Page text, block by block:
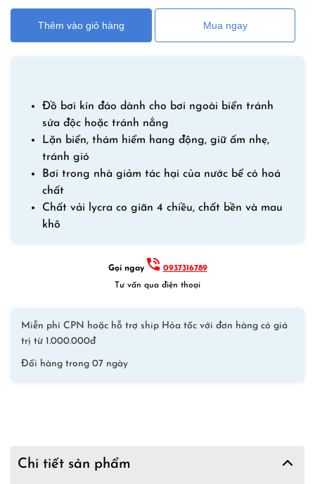
Kín
Đáo
Liền
Có
Mũ
SBART
1009
Đen
số
Thêm vào giỏ hàng Mua ngay
Đồ bơi kín đáo dành cho bơi ngoài biển tránh
sứa độc hoặc tránh nắng
Lặn biển, thám hiểm hang động, giữ ấm nhẹ,
tránh gió
Bơi trong nhà giảm tác hại của nước bể có hoá
chất
Chất vải lycra co giãn 4 chiều, chất bền và mau
khô
Gọi ngay
0937316789
Tư vấn qua điện thoại
Miễn phí CPN hoặc hỗ trợ ship Hỏa tốc với đơn hàng có giá
trị từ 1.000.000đ
Đổi hàng trong 07 ngày
Chi tiết sản phẩm